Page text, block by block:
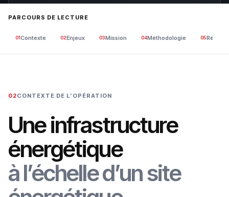
PARCOURS DE LECTURE
01Contexte 02Enjeux 03Mission 04Méthodologie 05
02CONTEXTE DE L’OPÉRATION
Une infrastructure
énergétique
à l’échelle d’un site